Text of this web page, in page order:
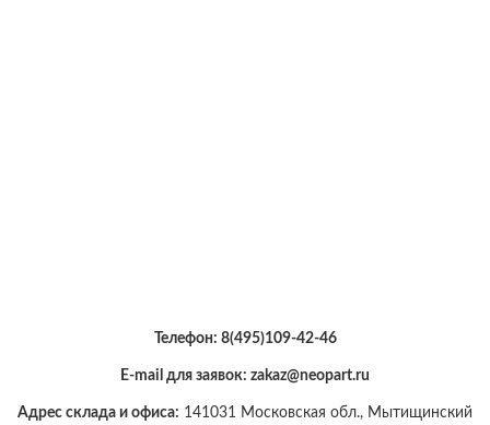
Телефон: 8(495)109-42-46
E-mail для заявок: zakaz@neopart.ru
Адрес склада и офиса: 141031 Московская обл., Мытищинский